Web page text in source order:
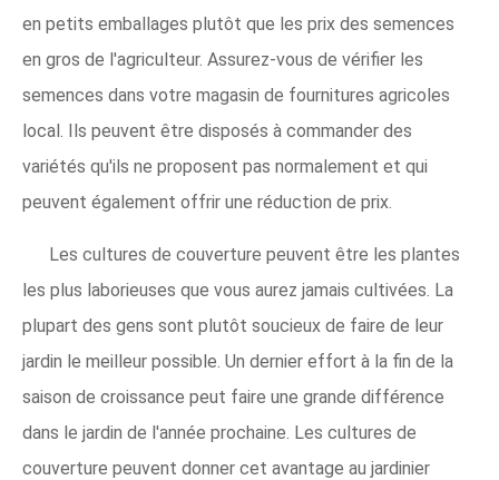
en petits emballages plutôt que les prix des semences
en gros de l'agriculteur. Assurez-vous de vérifier les
semences dans votre magasin de fournitures agricoles
local. Ils peuvent être disposés à commander des
variétés qu'ils ne proposent pas normalement et qui
peuvent également offrir une réduction de prix.
Les cultures de couverture peuvent être les plantes
les plus laborieuses que vous aurez jamais cultivées. La
plupart des gens sont plutôt soucieux de faire de leur
jardin le meilleur possible. Un dernier effort à la fin de la
saison de croissance peut faire une grande différence
dans le jardin de l'année prochaine. Les cultures de
couverture peuvent donner cet avantage au jardinier